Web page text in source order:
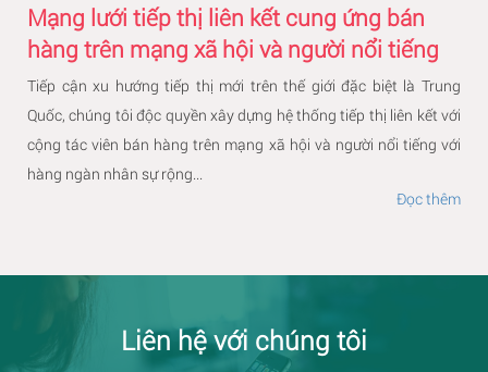
Mạng lưới tiếp thị liên kết cung ứng bán
hàng trên mạng xã hội và người nổi tiếng
Tiếp cận xu hướng tiếp thị mới trên thế giới đặc biệt là Trung
Quốc, chúng tôi độc quyền xây dựng hệ thống tiếp thị liên kết với
cộng tác viên bán hàng trên mạng xã hội và người nổi tiếng với
hàng ngàn nhân sự rộng...
Đọc thêm
Liên hệ với chúng tôi